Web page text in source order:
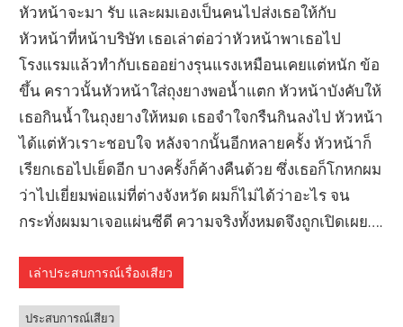
หัวหน้าจะมา รับ และผมเองเป็นคนไปส่งเธอให้กับ
หัวหน้าที่หน้าบริษัท เธอเล่าต่อว่าหัวหน้าพาเธอไป
โรงแรมแล้วทำกับเธออย่างรุนแรงเหมือนเคยแต่หนัก ข้อ
ขึ้น คราวนั้นหัวหน้าใส่ถุงยางพอน้ำแตก หัวหน้าบังคับให้
เธอกินน้ำในถุงยางให้หมด เธอจำใจกรืนกินลงไป หัวหน้า
ได้แต่หัวเราะชอบใจ หลังจากนั้นอีกหลายครั้ง หัวหน้าก็
เรียกเธอไปเย็ดอีก บางครั้งก็ค้างคืนด้วย ซึ่งเธอก็โกหกผม
ว่าไปเยี่ยมพ่อแม่ที่ต่างจังหวัด ผมก็ไม่ได้ว่าอะไร จน
กระทั่งผมมาเจอแผ่นซีดี ความจริงทั้งหมดจึงถูกเปิดเผย….
เล่าประสบการณ์เรื่องเสียว
ประสบการณ์เสียว